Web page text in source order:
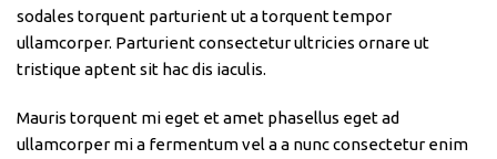
sodales torquent parturient ut a torquent tempor
ullamcorper. Parturient consectetur ultricies ornare ut
tristique aptent sit hac dis iaculis.
Mauris torquent mi eget et amet phasellus eget ad
ullamcorper mi a fermentum vel a a nunc consectetur enim